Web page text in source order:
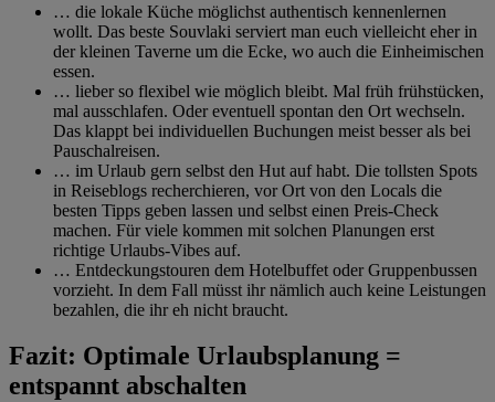
… die lokale Küche möglichst authentisch kennenlernen
wollt. Das beste Souvlaki serviert man euch vielleicht eher in
der kleinen Taverne um die Ecke, wo auch die Einheimischen
essen.
… lieber so flexibel wie möglich bleibt. Mal früh frühstücken,
mal ausschlafen. Oder eventuell spontan den Ort wechseln.
Das klappt bei individuellen Buchungen meist besser als bei
Pauschalreisen.
… im Urlaub gern selbst den Hut auf habt. Die tollsten Spots
in Reiseblogs recherchieren, vor Ort von den Locals die
besten Tipps geben lassen und selbst einen Preis-Check
machen. Für viele kommen mit solchen Planungen erst
richtige Urlaubs-Vibes auf.
… Entdeckungstouren dem Hotelbuffet oder Gruppenbussen
vorzieht. In dem Fall müsst ihr nämlich auch keine Leistungen
bezahlen, die ihr eh nicht braucht.
Fazit: Optimale Urlaubsplanung =
entspannt abschalten